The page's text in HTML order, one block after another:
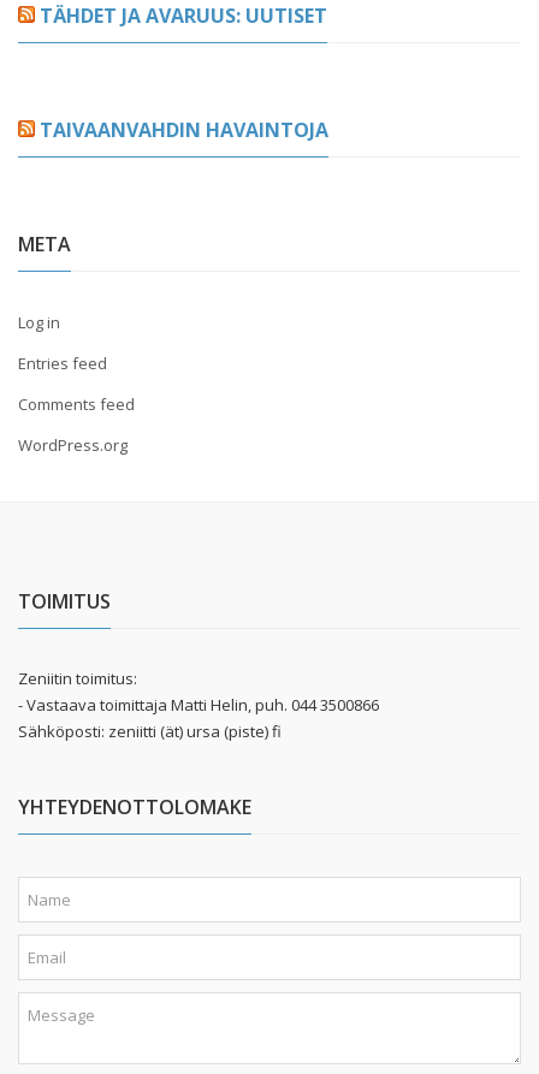
TÄHDET JA AVARUUS: UUTISET
TAIVAANVAHDIN HAVAINTOJA
META
Log in
Entries feed
Comments feed
WordPress.org
TOIMITUS
Zeniitin toimitus:
- Vastaava toimittaja Matti Helin, puh. 044 3500866
Sähköposti: zeniitti (ät) ursa (piste) fi
YHTEYDENOTTOLOMAKE